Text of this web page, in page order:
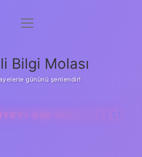
Anasayfa
Yasal Uyarı
menüyü
Bilgi Molası
gününü şenlendir!
KIM NATO ÜYESI